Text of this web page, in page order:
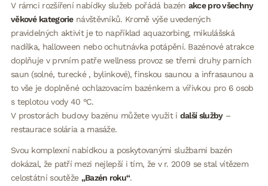
V rámci rozšíření nabídky služeb pořádá bazén akce pro všechny
věkové kategorienávštěvníků. Kromě výše uvedených
pravidelných aktivit je to například aquazorbing, mikulášská
nadílka, halloween nebo ochutnávka potápění. Bazénové atrakce
doplňuje v prvním patře wellness provoz se třemi druhy parních
saun (solné, turecké , bylinkové), finskou saunou a infrasaunou a
to vše je doplněné ochlazovacím bazénkem a vířivkou pro 6 osob
s teplotou vody 40 °C.
V prostorách budovy bazénu můžete využit i další služby–
restaurace solária a masáže.
Svou komplexní nabídkou a poskytovanými službami bazén
dokázal, že patří mezi nejlepší i tím, že v r. 2009 se stal vítězem
celostátní soutěže „Bazén roku“.